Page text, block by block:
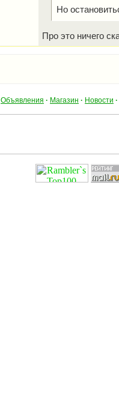
Но
Про это ничего
Объявления · Магазин · Новости ·